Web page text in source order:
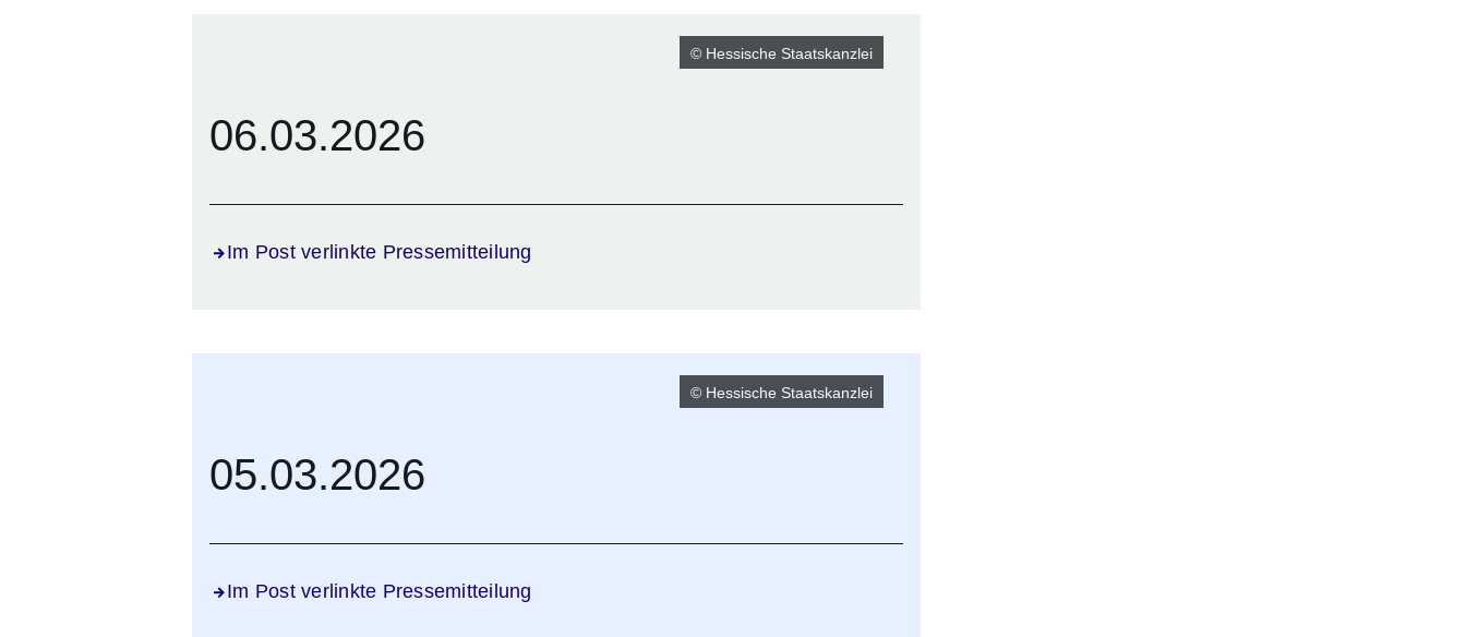
© Hessische Staatskanzlei
06.03.2026
Im Post verlinkte Pressemitteilung
© Hessische Staatskanzlei
05.03.2026
Im Post verlinkte Pressemitteilung